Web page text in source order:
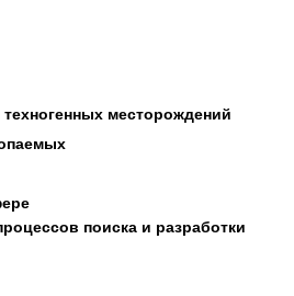
месторождений
поиска и разработки